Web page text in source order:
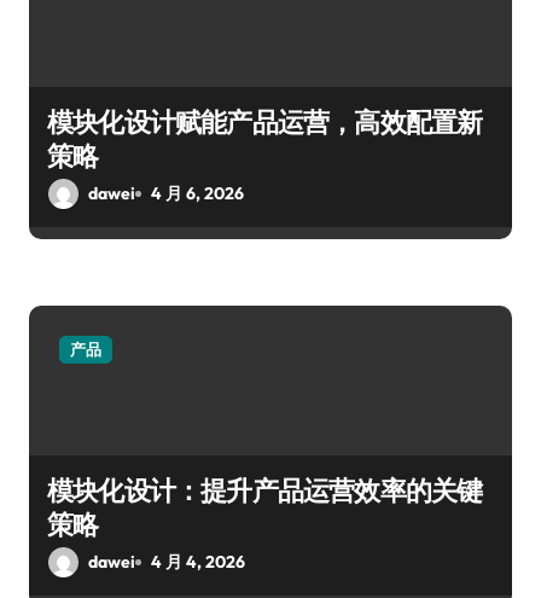
模块化设计赋能产品运营，高效配置新
策略
dawei 4 月 6, 2026
产品
模块化设计：提升产品运营效率的关键
策略
dawei 4 月 4, 2026